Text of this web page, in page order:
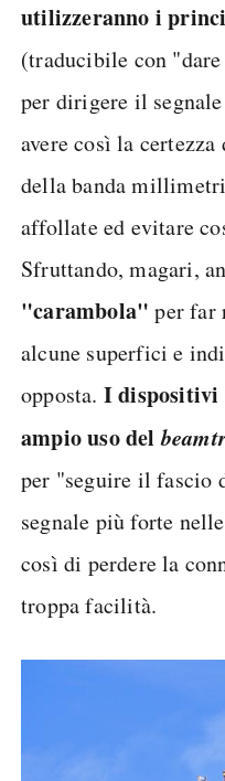
utilizzeranno i
(traducibile con
per dirigere il
avere così la
della banda
affollate ed evitare
Sfruttando, magari,
"carambola" per far
alcune superfici e
opposta. I dispositivi
ampio uso del
per "seguire il fascio
segnale più forte
così di perdere la
troppa facilità.